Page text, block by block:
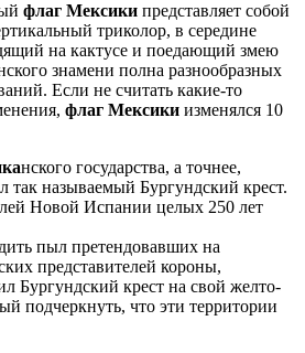
флаг Мексики представляет собой
триколор, в середине
на кактусе и поедающий змею
знамени полна разнообразных
Если не считать какие-то
флаг Мексики изменялся 10
нского государства, а точнее,
так называемый Бургундский крест.
Новой Испании целых 250 лет
пыл претендовавших на
представителей короны,
Бургундский крест на свой желто-
подчеркнуть, что эти территории